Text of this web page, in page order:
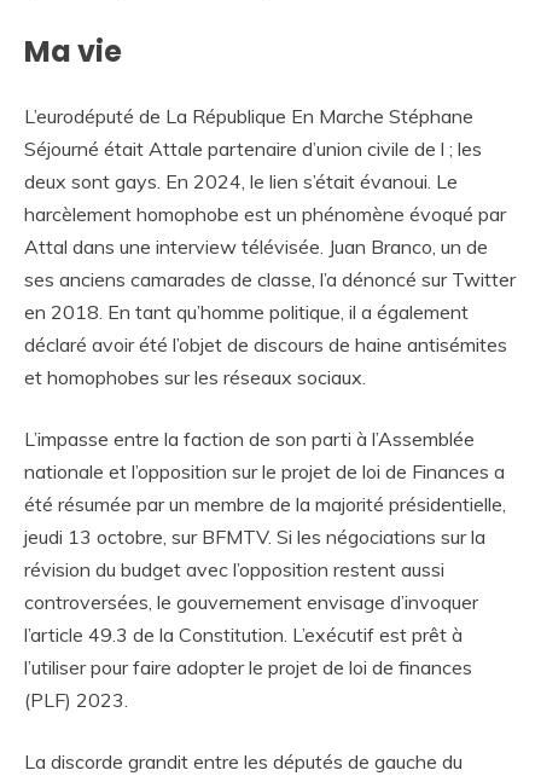
Ma vie
L’eurodéputé de La République En Marche Stéphane
Séjourné était Attale partenaire d’union civile de l ; les
deux sont gays. En 2024, le lien s’était évanoui. Le
harcèlement homophobe est un phénomène évoqué par
Attal dans une interview télévisée. Juan Branco, un de
ses anciens camarades de classe, l’a dénoncé sur Twitter
en 2018. En tant qu’homme politique, il a également
déclaré avoir été l’objet de discours de haine antisémites
et homophobes sur les réseaux sociaux.
L’impasse entre la faction de son parti à l’Assemblée
nationale et l’opposition sur le projet de loi de Finances a
été résumée par un membre de la majorité présidentielle,
jeudi 13 octobre, sur BFMTV. Si les négociations sur la
révision du budget avec l’opposition restent aussi
controversées, le gouvernement envisage d’invoquer
l’article 49.3 de la Constitution. L’exécutif est prêt à
l’utiliser pour faire adopter le projet de loi de finances
(PLF) 2023.
La discorde grandit entre les députés de gauche du